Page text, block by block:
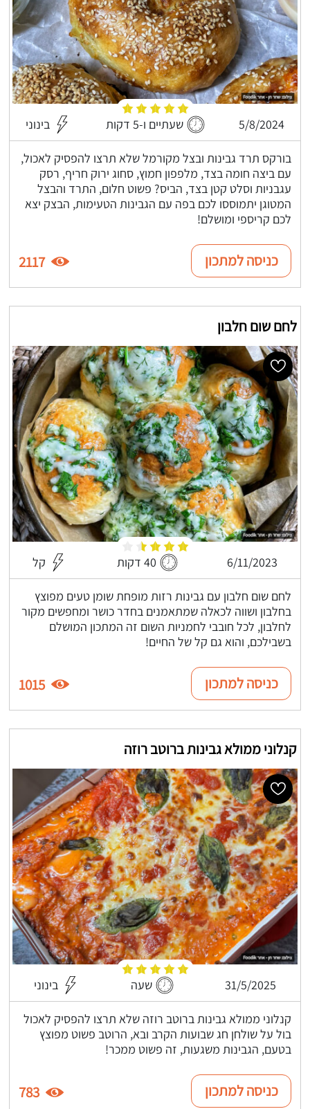
5/8/2024 שעתיים ו-5 דקות בינוני
בורקס תרד גבינות ובצל מקורמל שלא תרצו להפסיק לאכול,
עם ביצה חומה בצד, מלפפון חמוץ, סחוג ירוק חריף, רסק
עגבניות וסלט קטן בצד, הביס? פשוט חלום, התרד והבצל
המטוגן יתמוססו לכם בפה עם הגבינות הטעימות, הבצק יצא
לכם קריספי ומושלם!
כניסה למתכון 2117
לחם שום חלבון
6/11/2023 40 דקות קל
לחם שום חלבון עם גבינות רזות מופחת שומן טעים מפוצץ
בחלבון ושווה לכאלה שמתאמנים בחדר כושר ומחפשים מקור
לחלבון, לכל חובבי לחמניות השום זה המתכון המושלם
בשבילכם, והוא גם קל של החיים!
כניסה למתכון 1015
קנלוני ממולא גבינות ברוטב רוזה
31/5/2025 שעה בינוני
קנלוני ממולא גבינות ברוטב רוזה שלא תרצו להפסיק לאכול
בול על שולחן חג שבועות הקרב ובא, הרוטב פשוט מפוצץ
בטעם, הגבינות משגעות, זה פשוט ממכר!
כניסה למתכון 783